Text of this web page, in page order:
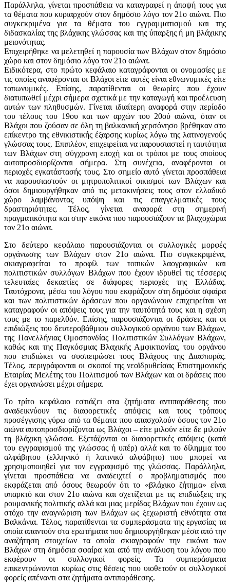
Παράλληλα, γίνεται προσπάθεια να καταγραφεί η άποψή τους για
τα θέματα που κυριαρχούν στον δημόσιο λόγο τον 21ο αιώνα. Πιο
συγκεκριμένα για τα θέματα του εγγραμματισμού και της
διδασκαλίας της βλάχικης γλώσσας και της ύπαρξης ή μη βλάχικης
μειονότητας.
Επιχειρήθηκε να μελετηθεί η παρουσία των Βλάχων στον δημόσιο
χώρο και στον δημόσιο λόγο τον 21ο αιώνα.
Ειδικότερα, στο πρώτο κεφάλαιο καταγράφονται οι ονομασίες με
τις οποίες αναφέρονται οι Βλάχοι είτε αυτές είναι εθνωνυμικές είτε
τοπωνυμικές. Επίσης, παρατίθενται οι θεωρίες που έχουν
διατυπωθεί μέχρι σήμερα σχετικά με την καταγωγή και προέλευση
αυτών των πληθυσμών. Γίνεται ιδιαίτερη αναφορά στην περίοδο
του τέλους του 19ου και των αρχών του 20ού αιώνα, όταν οι
Βλάχοι που ζούσαν σε όλη τη βαλκανική χερσόνησο βρέθηκαν στο
επίκεντρο της εθνικιστικής έξαρσης κυρίως λόγω της λατινογενούς
γλώσσας τους. Επιπλέον, επιχειρείται να παρουσιαστεί η ταυτότητα
των Βλάχων στη σύγχρονη εποχή και οι τρόποι με τους οποίους
αυτοπροσδιορίζονται σήμερα. Στη συνέχεια, αναφέρονται οι
περιοχές εγκατάστασής τους. Στο σημείο αυτό γίνεται προσπάθεια
να παρουσιαστούν οι μητροπολιτικοί οικισμοί των Βλάχων και
όσοι δημιουργήθηκαν από τις μετακινήσεις τους στον ελλαδικό
χώρο λαμβάνοντας υπόψη και τις επαγγελματικές τους
δραστηριότητες. Τέλος, γίνεται αναφορά στη σημερινή
πραγματικότητα και στην εικόνα που παρουσιάζουν τα βλαχοχώρια
τον 21ο αιώνα.
Στο δεύτερο κεφάλαιο παρουσιάζονται οι συλλογικές μορφές
οργάνωσης των Βλάχων στον 21ο αιώνα. Πιο συγκεκριμένα,
σκιαγραφείται το προφίλ των τοπικών λαογραφικών και
πολιτιστικών συλλόγων Βλάχων που έχουν ιδρυθεί τις τέσσερις
τελευταίες δεκαετίες σε διάφορες περιοχές της Ελλάδας.
Ταυτόχρονα, μέσω του λόγου που εκφράζουν στη δημόσια σφαίρα
και των πολιτιστικών δράσεων που οργανώνουν επιχειρείται να
καταγραφούν οι απόψεις τους για την ταυτότητά τους και η σχέση
τους με το παρελθόν. Επίσης, παρουσιάζονται οι δράσεις και οι
επιδιώξεις του δευτεροβάθμιου συλλογικού οργάνου των Βλάχων,
της Πανελλήνιας Ομοσπονδίας Πολιτιστικών Συλλόγων Βλάχων,
καθώς και της Παγκόσμιας Βλαχικής Αμφικτιονίας, του οργάνου
που επιδιώκει να συσπειρώσει τους Βλάχους της Διασποράς.
Τέλος, περιγράφονται οι σκοποί της νεοϊδρυθείσας Επιστημονικής
Εταιρίας Μελέτης του Πολιτισμού των Βλάχων και οι δράσεις που
έχει οργανώσει μέχρι σήμερα.
Το τρίτο κεφάλαιο εστιάζει στα ζητήματα αντιπαράθεσης που
αναδεικνύουν τις διαφορετικές απόψεις και τους τρόπους
προσέγγισης γύρω από τα θέματα που απασχολούν όσους τον 21ο
αιώνα αυτοπροσδιορίζονται ως Βλάχοι – είτε μιλούν είτε δε μιλούν
τη βλάχικη γλώσσα. Εξετάζονται οι διαφορετικές απόψεις (κατά
του εγγραφισμού της γλώσσας ή υπέρ) αλλά και το δίλημμα του
αλφάβητου (ελληνικό ή λατινικό αλφάβητο) που μπορεί να
χρησιμοποιηθεί για τον εγγραφισμό της γλώσσας. Παράλληλα,
γίνεται προσπάθεια να αναδειχτεί ο προβληματισμός που
εκφράζεται από όσους θεωρούν ότι το «βλάχικο ζήτημα» είναι
υπαρκτό και στον 21ο αιώνα και σχετίζεται με τις επιδιώξεις της
ρουμανικής πολιτικής αλλά και μιας μερίδας Βλάχων που έχουν ως
στόχο την αναγνώριση των Βλάχων ως ξεχωριστή εθνότητα στα
Βαλκάνια. Τέλος, παρατίθενται τα συμπεράσματα της εργασίας τα
οποία απαντούν στα ερωτήματα που δημιουργήθηκαν μέσα από την
αναζήτηση στοιχείων τα οποία σκιαγραφούν την εικόνα των
Βλάχων στη δημόσια σφαίρα και από την ανάλυση του λόγου που
εκφέρουν οι συλλογικοί φορείς. Τα συμπεράσματα
επικεντρώνονται κυρίως στις θέσεις που υιοθετούν οι συλλογικοί
φορείς απέναντι στα ζητήματα αντιπαράθεσης.